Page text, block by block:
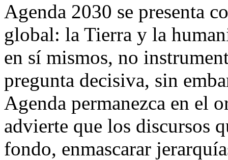
Agenda 2030 se presenta
global: la Tierra y la
en sí mismos, no
pregunta decisiva, sin
Agenda permanezca en el
advierte que los discursos
fondo, enmascarar